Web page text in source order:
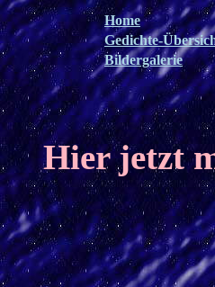
Home
Gedichte-
Bildergalerie
Hier jetzt